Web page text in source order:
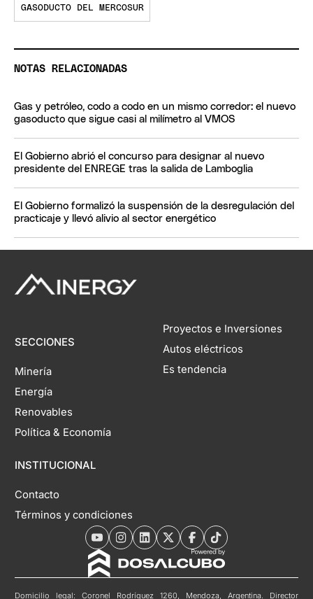
GASODUCTO DEL MERCOSUR
NOTAS RELACIONADAS
Gas y petróleo, codo a codo en un mismo corredor: el nuevo
gasoducto que sigue casi al milímetro al VMOS
El Gobierno abrió el concurso para designar al nuevo
presidente del ENREGE tras la salida de Lamboglia
El Gobierno formalizó la suspensión de la desregulación del
practicaje y llevó alivio al sector energético
SECCIONES
Minería
Energía
Renovables
Política & Economía
INSTITUCIONAL
Contacto
Términos y condiciones
Proyectos e Inversiones
Autos eléctricos
Es tendencia
Domicilio legal: Coronel Rodríguez 1260, Mendoza, Argentina. Director